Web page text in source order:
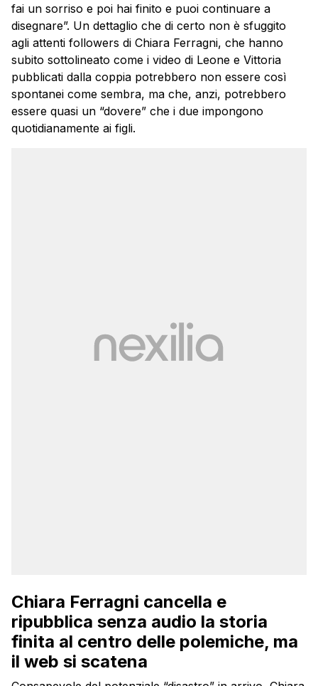
fai un sorriso e poi hai finito e puoi continuare a
disegnare”. Un dettaglio che di certo non è sfuggito
agli attenti followers di Chiara Ferragni, che hanno
subito sottolineato come i video di Leone e Vittoria
pubblicati dalla coppia potrebbero non essere così
spontanei come sembra, ma che, anzi, potrebbero
essere quasi un “dovere” che i due impongono
quotidianamente ai figli.
Chiara Ferragni cancella e
ripubblica senza audio la storia
finita al centro delle polemiche, ma
il web si scatena